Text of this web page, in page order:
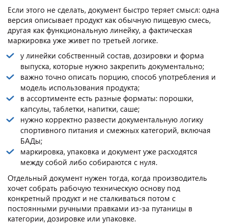
Если этого не сделать, документ быстро теряет смысл: одна
версия описывает продукт как обычную пищевую смесь,
другая как функциональную линейку, а фактическая
маркировка уже живет по третьей логике.
у линейки собственный состав, дозировки и форма
выпуска, которые нужно закрепить документально;
важно точно описать порцию, способ употребления и
модель использования продукта;
в ассортименте есть разные форматы: порошки,
капсулы, таблетки, напитки, саше;
нужно корректно развести документальную логику
спортивного питания и смежных категорий, включая
БАДы;
маркировка, упаковка и документ уже расходятся
между собой либо собираются с нуля.
Отдельный документ нужен тогда, когда производитель
хочет собрать рабочую техническую основу под
конкретный продукт и не сталкиваться потом с
постоянными ручными правками из-за путаницы в
категории, дозировке или упаковке.